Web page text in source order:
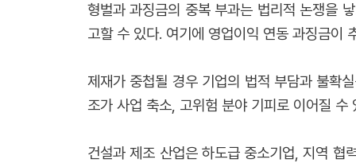
형벌과 과징금의 중복 부과는 법리적 논쟁을
고할 수 있다. 여기에 영업이익 연동 과징금이
제재가 중첩될 경우 기업의 법적 부담과 불확
조가 사업 축소, 고위험 분야 기피로 이어질 수
건설과 제조 산업은 하도급 중소기업, 지역 협